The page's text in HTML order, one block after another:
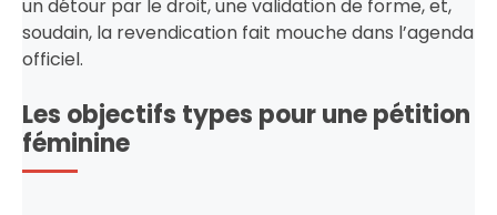
un détour par le droit, une validation de forme, et,
soudain, la revendication fait mouche dans l’agenda
officiel.
Les objectifs types pour une pétition
féminine